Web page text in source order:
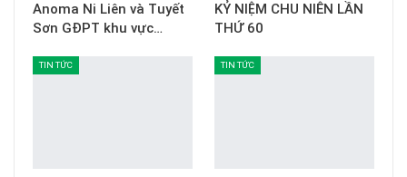
Anoma Ni Liên và Tuyết
Sơn GĐPT khu vực…
KỶ NIỆM CHU NIÊN LẦN
THỨ 60
TIN TỨC TIN TỨC